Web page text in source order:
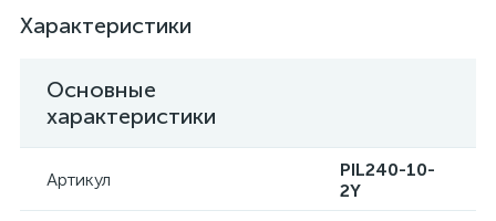
Характеристики
Основные
характеристики
Артикул
PIL240-10-
2Y